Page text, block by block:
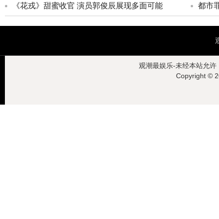
《花戎》甜蜜收官 演员郭俊辰展现多面可能 都市
观潮最娱乐-未经本站允
Copyright ©